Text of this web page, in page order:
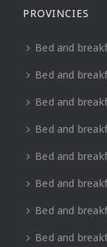
PROVINCIES
Bed and
Bed and
Bed and
Bed and
Bed and
Bed and
Bed and
Bed and